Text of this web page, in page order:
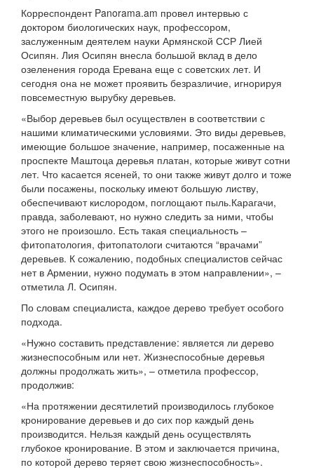
Корреспондент Panorama.am провел интервью с
доктором биологических наук, профессором,
заслуженным деятелем науки Армянской ССР Лией
Осипян. Лия Осипян внесла большой вклад в дело
озеленения города Еревана еще с советских лет. И
сегодня она не может проявить безразличие, игнорируя
повсеместную вырубку деревьев.
«Выбор деревьев был осуществлен в соответствии с
нашими климатическими условиями. Это виды деревьев,
имеющие большое значение, например, посаженные на
проспекте Маштоца деревья платан, которые живут сотни
лет. Что касается ясеней, то они также живут долго и тоже
были посажены, поскольку имеют большую листву,
обеспечивают кислородом, поглощают пыль.Карагачи,
правда, заболевают, но нужно следить за ними, чтобы
этого не произошло. Есть такая специальность –
фитопатология, фитопатологи считаются “врачами”
деревьев. К сожалению, подобных специалистов сейчас
нет в Армении, нужно подумать в этом направлении», –
отметила Л. Осипян.
По словам специалиста, каждое дерево требует особого
подхода.
«Нужно составить представление: является ли дерево
жизнеспособным или нет. Жизнеспособные деревья
должны продолжать жить», – отметила профессор,
продолжив:
«На протяжении десятилетий производилось глубокое
кронирование деревьев и до сих пор каждый день
производится. Нельзя каждый день осуществлять
глубокое кронирование. В этом и заключается причина,
по которой дерево теряет свою жизнеспособность».